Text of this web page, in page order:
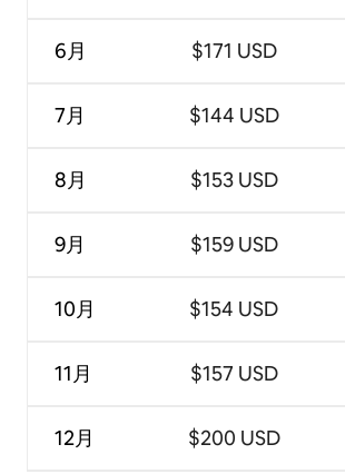
6月
7月
8月
9月
10月
11月
12月
$171 USD
$144 USD
$153 USD
$159 USD
$154 USD
$157 USD
$200 USD